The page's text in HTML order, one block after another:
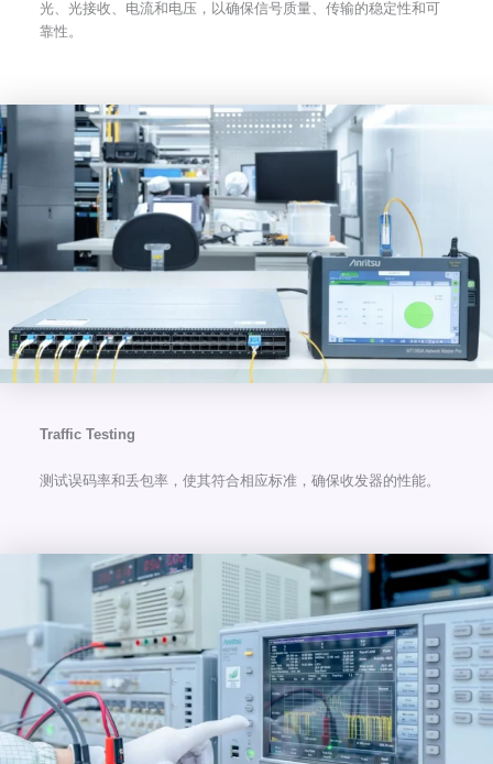
光、光接收、电流和电压，以确保信号质量、传输的稳定性和可
靠性。
Traffic Testing
测试误码率和丢包率，使其符合相应标准，确保收发器的性能。